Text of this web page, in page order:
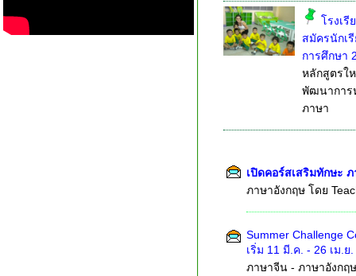
โรงเรี
สมัครนักเ
การศึกษา
หลักสูตรใ
พัฒนาการ
ภาษา
เปิดคอร์สเสริมทักษะ
ภาษาอังกฤษ โดย
Summer Challenge
เริ่ม 11 มี.ค. - 26 เม.ย
ภาษาจีน - ภาษาอังกฤ